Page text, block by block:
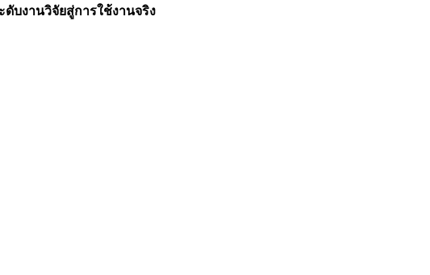
บงานวิจัยสู่การใช้งานจริง